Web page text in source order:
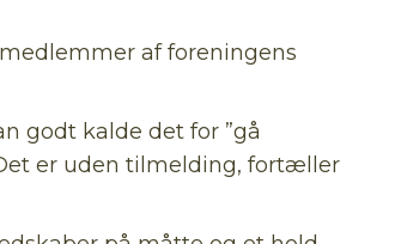
af foreningens
godt kalde det for ”gå
er uden tilmelding, fortæller